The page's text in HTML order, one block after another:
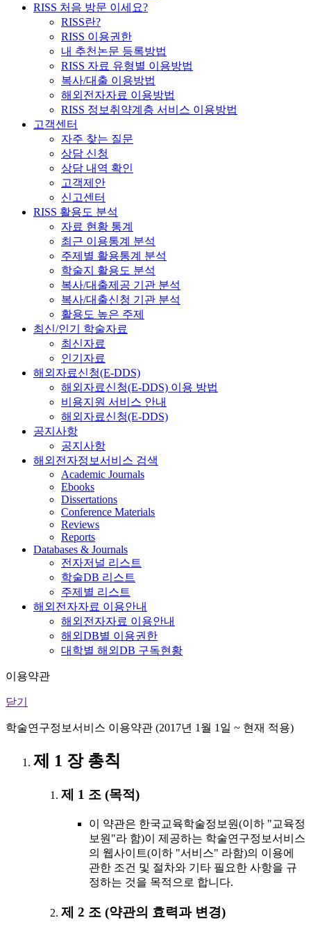
RISS 처음 방문 이세요?
RISS란?
RISS 이용권한
내 추천논문 등록방법
RISS 자료 유형별 이용방법
복사/대출 이용방법
해외전자자료 이용방법
RISS 정보취약계층 서비스 이용방법
고객센터
자주 찾는 질문
상담 신청
상담 내역 확인
고객제안
신고센터
RISS 활용도 분석
자료 현황 통계
최근 이용통계 분석
주제별 활용통계 분석
학술지 활용도 분석
복사/대출제공 기관 분석
복사/대출신청 기관 분석
활용도 높은 주제
최신/인기 학술자료
최신자료
인기자료
해외자료신청(E-DDS)
해외자료신청(E-DDS) 이용 방법
비용지원 서비스 안내
해외자료신청(E-DDS)
공지사항
공지사항
해외전자정보서비스 검색
Academic Journals
Ebooks
Dissertations
Conference Materials
Reviews
Reports
Databases & Journals
전자저널 리스트
학술DB 리스트
주제별 리스트
해외전자자료 이용안내
해외전자자료 이용안내
해외DB별 이용권한
대학별 해외DB 구독현황
이용약관
닫기
학술연구정보서비스 이용약관 (2017년 1월 1일 ~ 현재 적용)
제 1 장 총칙
제 1 조 (목적)
이 약관은 한국교육학술정보원(이하 "교육정
보원"라 함)이 제공하는 학술연구정보서비스
의 웹사이트(이하 "서비스" 라함)의 이용에
관한 조건 및 절차와 기타 필요한 사항을 규
정하는 것을 목적으로 합니다.
제 2 조 (약관의 효력과 변경)